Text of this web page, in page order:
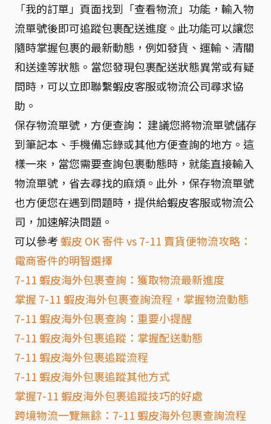
「我的訂單」頁面找到「查看物流」功能，輸入物
流單號後即可追蹤包裹配送進度。此功能可以讓您
隨時掌握包裹的最新動態，例如發貨、運輸、清關
和送達等狀態。當您發現包裹配送狀態異常或有疑
問時，可以立即聯繫蝦皮客服或物流公司尋求協
助。
保存物流單號，方便查詢： 建議您將物流單號儲存
到筆記本、手機備忘錄或其他方便查詢的地方。這
樣一來，當您需要查詢包裹動態時，就能直接輸入
物流單號，省去尋找的麻煩。此外，保存物流單號
也方便您在遇到問題時，提供給蝦皮客服或物流公
司，加速解決問題。
可以參考 蝦皮 OK 寄件 vs 7-11 賣貨便物流攻略：
電商寄件的明智選擇
7-11 蝦皮海外包裹查詢：獲取物流最新進度
掌握 7-11 蝦皮海外包裹查詢流程，掌握物流動態
7-11 蝦皮海外包裹查詢：重要小提醒
7-11 蝦皮海外包裹追蹤：掌握配送動態
7-11 蝦皮海外包裹追蹤流程
7-11 蝦皮海外包裹追蹤其他方式
掌握7-11 蝦皮海外包裹追蹤技巧的好處
跨境物流一覽無餘：7-11 蝦皮海外包裹查詢流程